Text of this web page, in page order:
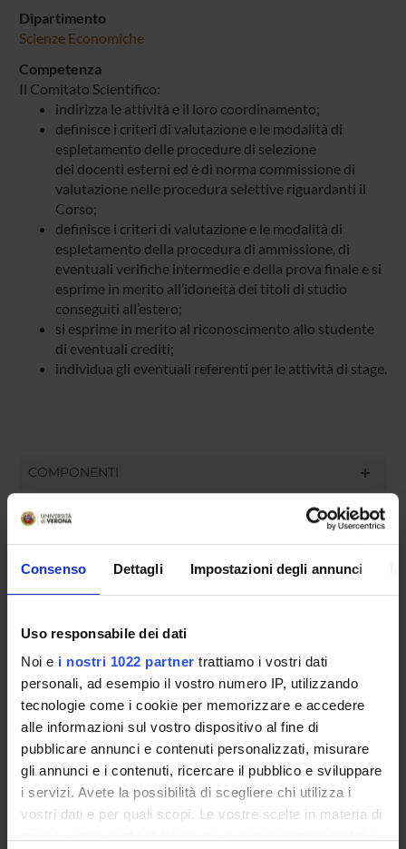
Consenso Dettagli Impostazioni degli annunci
Uso responsabile dei dati
Noi e i nostri 1022 partner trattiamo i vostri dati
personali, ad esempio il vostro numero IP, utilizzando
tecnologie come i cookie per memorizzare e accedere
alle informazioni sul vostro dispositivo al fine di
pubblicare annunci e contenuti personalizzati, misurare
gli annunci e i contenuti, ricercare il pubblico e sviluppare
i servizi. Avete la possibilità di scegliere chi utilizza i
vostri dati e per quali scopi. Le vostre scelte in materia di
Dipartimento
Scienze Economiche
Competenza
Il Comitato Scientifico:
indirizza le attività e il loro coordinamento;
definisce i criteri di valutazione e le modalità di
espletamento delle procedure di selezione
dei docenti esterni ed è di norma commissione di
valutazione nelle procedura selettive riguardanti il
Corso;
definisce i criteri di valutazione e le modalità di
espletamento della procedura di ammissione, di
eventuali verifiche intermedie e della prova finale e si
esprime in merito all’idoneità dei titoli di studio
conseguiti all’estero;
si esprime in merito al riconoscimento allo studente
di eventuali crediti;
individua gli eventuali referenti per le attività di stage.
COMPONENTI
Alberto Peretti
Francesca Simeoni
SEDUTE E VERBALI
ORGANIZZAZIONE
COMMISSIONI